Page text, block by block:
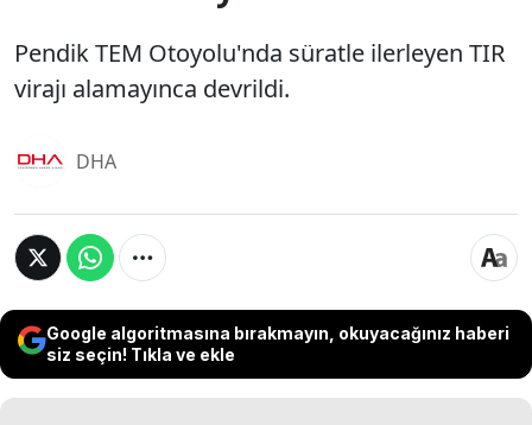
Pendik TEM Otoyolu'nda süratle ilerleyen TIR
virajı alamayınca devrildi.
DHA
Google algoritmasına bırakmayın, okuyacağınız haberi
siz seçin! Tıkla ve ekle